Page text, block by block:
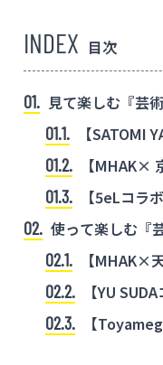
目次
1 見て楽しむ『芸
1.1
【SATOMI
境配慮型のオリ
1.2
【MHAK×
工房『小嶋商店
1.3
【5eLコラ
ット
2 使って楽しむ『
から2.1
【MHAK×
店』の将棋駒セ
2.2
【YU
2.3
【